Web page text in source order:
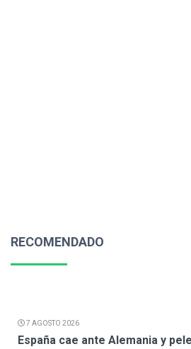
RECOMENDADO
7 AGOSTO 2026
España cae ante Alemania y